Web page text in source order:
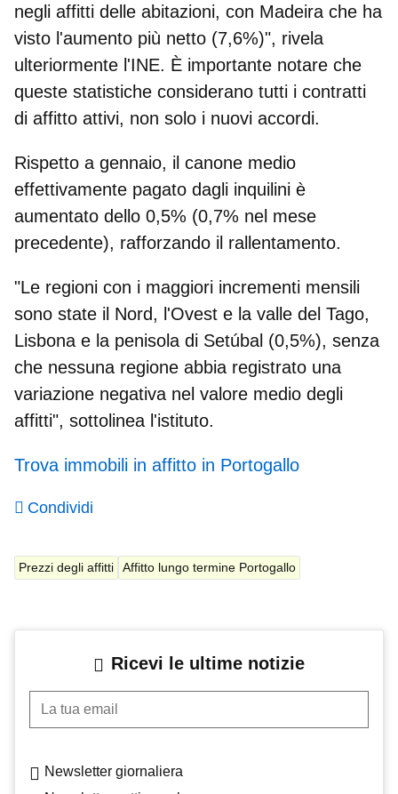
negli affitti delle abitazioni, con Madeira che ha
visto l'aumento più netto (7,6%)", rivela
ulteriormente l'INE. È importante notare che
queste statistiche considerano tutti i contratti
di affitto attivi, non solo i nuovi accordi.
Rispetto a gennaio, il canone medio
effettivamente pagato dagli inquilini è
aumentato dello 0,5% (0,7% nel mese
precedente), rafforzando il rallentamento.
"Le regioni con i maggiori incrementi mensili
sono state il Nord, l'Ovest e la valle del Tago,
Lisbona e la penisola di Setúbal (0,5%), senza
che nessuna regione abbia registrato una
variazione negativa nel valore medio degli
affitti", sottolinea l'istituto.
Trova immobili in affitto in Portogallo
Condividi
Prezzi degli affitti Affitto lungo termine Portogallo
Ricevi le ultime notizie
La tua email
Newsletter giornaliera